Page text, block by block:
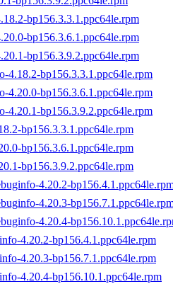
bp156.3.3.1.ppc64le.rpm
bp156.3.6.1.ppc64le.rpm
bp156.3.9.2.ppc64le.rpm
4.18.2-bp156.3.3.1.ppc64le.rpm
4.20.0-bp156.3.6.1.ppc64le.rpm
4.20.1-bp156.3.9.2.ppc64le.rpm
bp156.3.3.1.ppc64le.rpm
bp156.3.6.1.ppc64le.rpm
bp156.3.9.2.ppc64le.rpm
4.20.2-
4.20.3-
4.20.4-
4.20.2-bp156.4.1.ppc64le.rpm
4.20.3-bp156.7.1.ppc64le.rpm
4.20.4-bp156.10.1.ppc64le.rpm